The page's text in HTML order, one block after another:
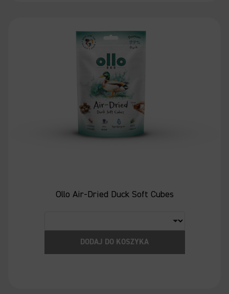
Ollo Air-Dried Duck Soft Cubes
DODAJ DO KOSZYKA